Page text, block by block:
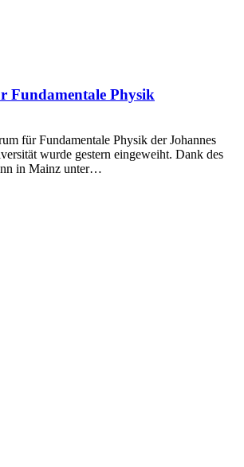
Fundamentale Physik
für Fundamentale Physik der Johannes
wurde gestern eingeweiht. Dank des
in Mainz unter…